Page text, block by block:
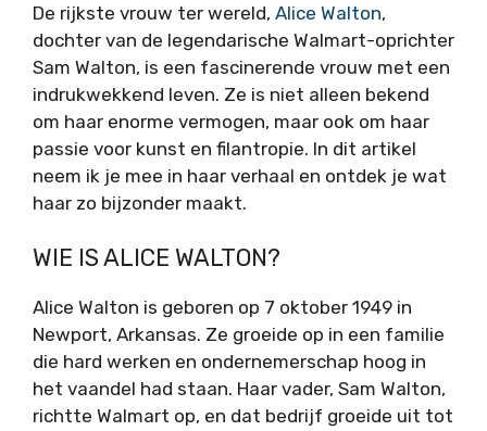
De rijkste vrouw ter wereld, Alice Walton,
dochter van de legendarische Walmart-oprichter
Sam Walton, is een fascinerende vrouw met een
indrukwekkend leven. Ze is niet alleen bekend
om haar enorme vermogen, maar ook om haar
passie voor kunst en filantropie. In dit artikel
neem ik je mee in haar verhaal en ontdek je wat
haar zo bijzonder maakt.
WIE IS ALICE WALTON?
Alice Walton is geboren op 7 oktober 1949 in
Newport, Arkansas. Ze groeide op in een familie
die hard werken en ondernemerschap hoog in
het vaandel had staan. Haar vader, Sam Walton,
richtte Walmart op, en dat bedrijf groeide uit tot